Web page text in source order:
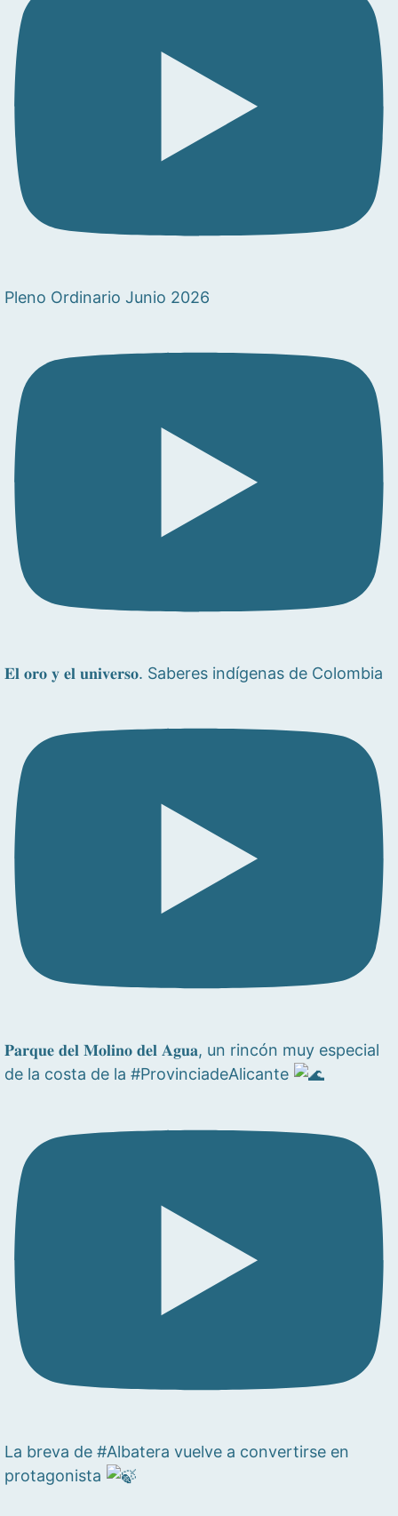
Pleno Ordinario Junio 2026
𝐄𝐥 𝐨𝐫𝐨 𝐲 𝐞𝐥 𝐮𝐧𝐢𝐯𝐞𝐫𝐬𝐨. Saberes indígenas de Colombia
𝐏𝐚𝐫𝐪𝐮𝐞 𝐝𝐞𝐥 𝐌𝐨𝐥𝐢𝐧𝐨 𝐝𝐞𝐥 𝐀𝐠𝐮𝐚, un rincón muy especial
de la costa de la #ProvinciadeAlicante
La breva de #Albatera vuelve a convertirse en
protagonista